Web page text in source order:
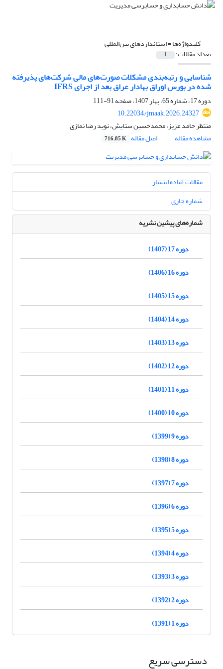
کلیدواژه‌ها =استانداردهای بین‌المللی
تعداد مقالات: 1
شناسایى و رتبه‌بندى مشکلات صورت‌هاى مالى شرکت‌‌هاى پذیرفته
شده در بورس اوراق بهادار عراق بعد از اجراى IFRS
دوره 17، شماره 65، بهار 1407، صفحه
91-111
10.22034/jmaak.2026.24327
منتظر حامد عزیز، محمدحسین ستایش، نوید رضا نمازی
مشاهده مقاله
اصل مقاله 716.85 K
مقالات آماده انتشار
شماره جاری
شماره‌های پیشین نشریه
دوره 17 (1407)
دوره 16 (1406)
دوره 15 (1405)
دوره 14 (1404)
دوره 13 (1403)
دوره 12 (1402)
دوره 11 (1401)
دوره 10 (1400)
دوره 9 (1399)
دوره 8 (1398)
دوره 7 (1397)
دوره 6 (1396)
دوره 5 (1395)
دوره 4 (1394)
دوره 3 (1393)
دوره 2 (1392)
دوره 1 (1391)
دسترسی سریع